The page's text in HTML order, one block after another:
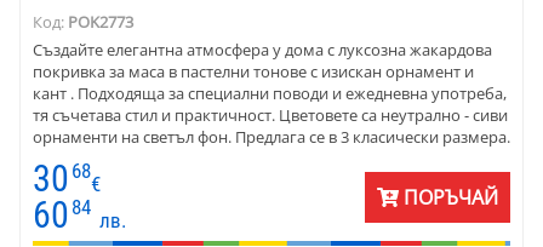
Код: POK2773
Създайте елегантна атмосфера у дома с луксозна жакардова
покривка за маса в пастелни тонове с изискан орнамент и
кант . Подходяща за специални поводи и ежедневна употреба,
тя съчетава стил и практичност. Цветовете са неутрално - сиви
орнаменти на светъл фон. Предлага се в 3 класически размера.
30 68
€
60 84
лв.
ПОРЪЧАЙ